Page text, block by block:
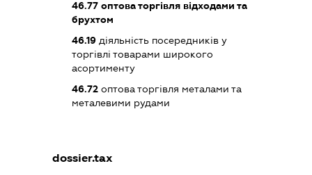
46.77оптова торгівля відходами та
брухтом
46.19діяльність посередників у
торгівлі товарами широкого
асортименту
46.72оптова торгівля металами та
металевими рудами
dossier.tax